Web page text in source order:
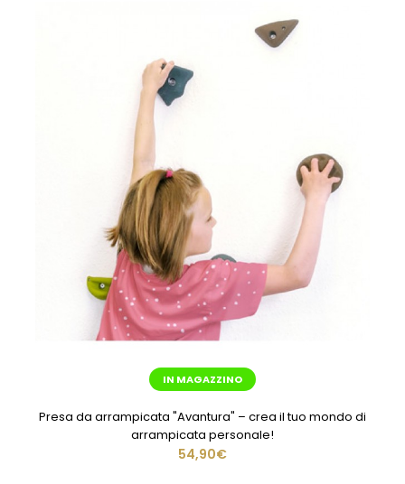
IN MAGAZZINO
Presa da arrampicata "Avantura" – crea il tuo mondo di
arrampicata personale!
54,90€